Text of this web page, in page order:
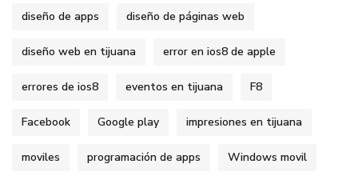
diseño de apps diseño de páginas web
diseño web en tijuana error en ios8 de apple
errores de ios8 eventos en tijuana F8
Facebook Google play impresiones en tijuana
moviles programación de apps Windows movil